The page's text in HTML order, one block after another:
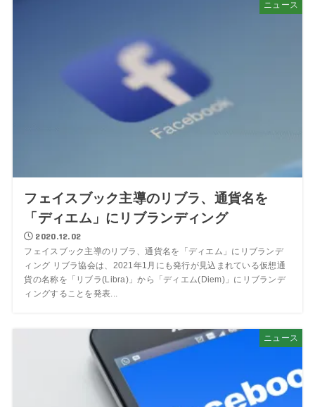
ニュース
フェイスブック主導のリブラ、通貨名を
「ディエム」にリブランディング
2020.12.02
フェイスブック主導のリブラ、通貨名を「ディエム」にリブランデ
ィング リブラ協会は、2021年1月にも発行が見込まれている仮想通
貨の名称を「リブラ(Libra)」から「ディエム(Diem)」にリブランデ
ィングすることを発表...
ニュース